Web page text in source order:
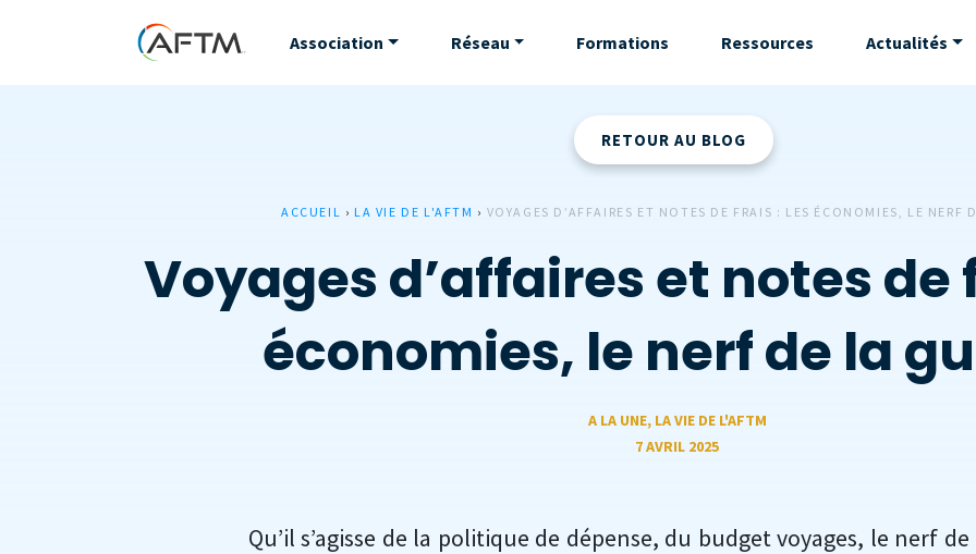
Association Réseau Formations Ressources Actualités
RETOUR AU BLOG
ACCUEIL › LA VIE DE L'AFTM › VOYAGES D’AFFAIRES ET NOTES DE FRAIS : LES ÉCONOMIES, LE NERF
Voyages d’affaires et notes de
économies, le nerf de la
A LA UNE, LA VIE DE L'AFTM
7 AVRIL 2025
Qu’il s’agisse de la politique de dépense, du budget voyages, le nerf de